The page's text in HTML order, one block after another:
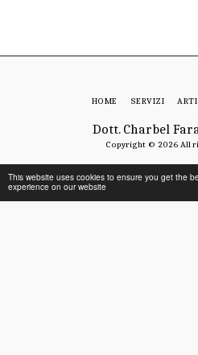
This website uses cookies to ensure you get the
experience on our website
Dott. Charbel
Copyright © 2026 All
HOME SERVIZI